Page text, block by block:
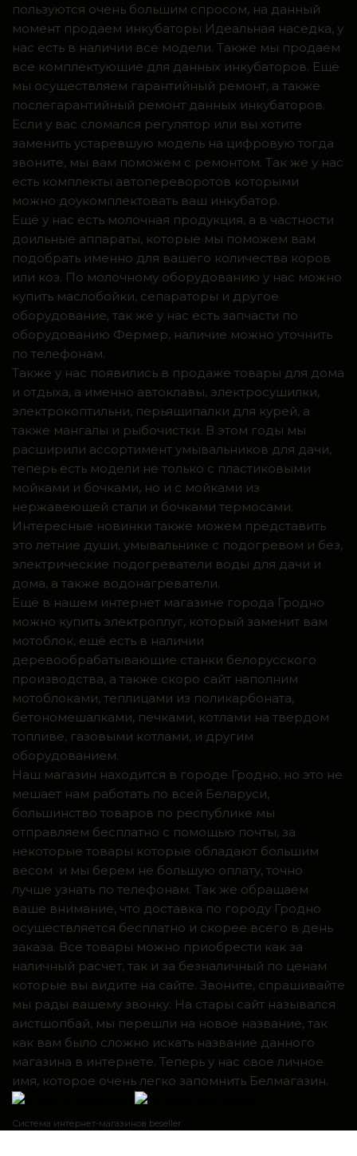
пользуются очень большим спросом, на данный
момент продаем инкубаторы Идеальная наседка, у
нас есть в наличии все модели. Также мы продаем
все комплектующие для данных инкубаторов. Ещё
мы осуществляем гарантийный ремонт, а также
послегарантийный ремонт данных инкубаторов.
Если у вас сломался регулятор или вы хотите
заменить устаревшую модель на цифровую тогда
звоните, мы вам поможем с ремонтом. Так же у нас
есть комплекты автопереворотов которыми
можно доукомплектовать ваш инкубатор.
Ещё у нас есть молочная продукция, а в частности
доильные аппараты, которые мы поможем вам
подобрать именно для вашего количества коров
или коз. По молочному оборудованию у нас можно
купить маслобойки, сепараторы и другое
оборудование, так же у нас есть запчасти по
оборудованию Фермер, наличие можно уточнить
по телефонам.
Также у нас появились в продаже товары для дома
и отдыха, а именно автоклавы, электросушилки,
электрокоптильни, перьящипалки для курей, а
также мангалы и рыбочистки. В этом годы мы
расширили ассортимент умывальников для дачи,
теперь есть модели не только с пластиковыми
мойками и бочками, но и с мойками из
нержавеющей стали и бочками термосами.
Интересные новинки также можем представить
это летние души, умывальнике с подогревом и без,
электрические подогреватели воды для дачи и
дома, а также водонагреватели.
Ещё в нашем интернет магазине города Гродно
можно купить электроплуг, который заменит вам
мотоблок, ещё есть в наличии
деревообрабатывающие станки белорусского
производства, а также скоро сайт наполним
мотоблоками, теплицами из поликарбоната,
бетономешалками, печками, котлами на твердом
топливе, газовыми котлами, и другим
оборудованием.
Наш магазин находится в городе Гродно, но это не
мешает нам работать по всей Беларуси,
большинство товаров по республике мы
отправляем бесплатно с помощью почты, за
некоторые товары которые обладают большим
весом и мы берем не большую оплату, точно
лучше узнать по телефонам. Так же обращаем
ваше внимание, что доставка по городу Гродно
осуществляется бесплатно и скорее всего в день
заказа. Все товары можно приобрести как за
наличный расчет, так и за безналичный по ценам
которые вы видите на сайте. Звоните, спрашивайте
мы рады вашему звонку. На стары сайт назывался
аистшопбай, мы перешли на новое название, так
как вам было сложно искать название данного
магазина в интернете. Теперь у нас свое личное
имя, которое очень легко запомнить Белмагазин.
Система интернет-магазинов beseller